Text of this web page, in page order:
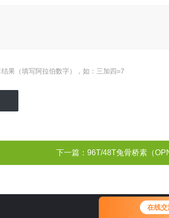
在线交
您好！欢迎前来
服务，请问您要
果（填写阿拉伯数字），如：三加四=7
下一篇： 96T/48T兔骨桥素（